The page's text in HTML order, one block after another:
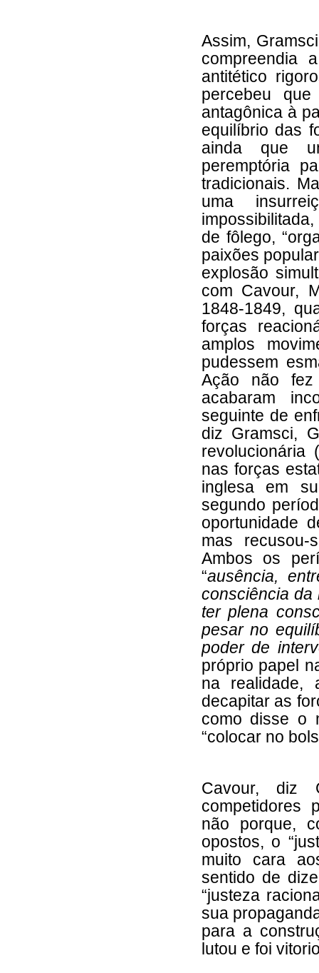
Assim,
compreendia
antitético
percebeu
antagônica à
equilíbrio das
ainda que
peremptória
tradicionais.
uma
de fôlego,
paixões
explosão
com Cavour,
1848-1849,
forças
amplos
pudessem
Ação não fez
acabaram
seguinte de
diz Gramsci,
revolucionária
nas forças
inglesa em
segundo
oportunidade
mas
Ambos os
“ausência,
consciência
ter plena
pesar no
poder de
próprio papel
na realidade,
decapitar as
como disse o
“colocar no
Cavour, diz
competidores
não porque,
opostos, o
muito cara
sentido de
“justeza
sua
para a
lutou e foi